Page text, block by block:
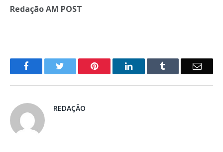
Redação AM POST
o
Pinterest LinkedIn
E-
REDAÇÃO